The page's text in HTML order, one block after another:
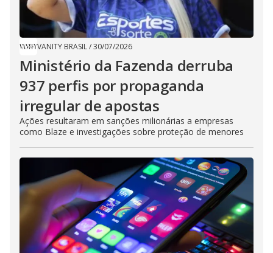
VANITY BRASIL/30/07/2026
Ministério da Fazenda derruba
937 perfis por propaganda
irregular de apostas
Ações resultaram em sanções milionárias a empresas
como Blaze e investigações sobre proteção de menores